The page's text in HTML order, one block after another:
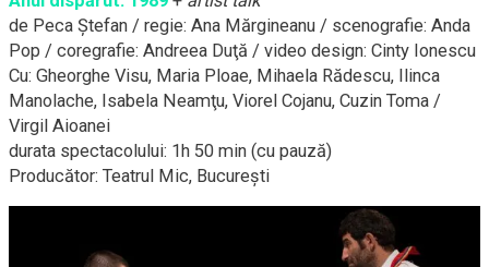
de Peca Ştefan / regie: Ana Mărgineanu / scenografie: Anda
Pop / coregrafie: Andreea Duţă / video design: Cinty Ionescu
Cu: Gheorghe Visu, Maria Ploae, Mihaela Rădescu, Ilinca
Manolache, Isabela Neamţu, Viorel Cojanu, Cuzin Toma /
Virgil Aioanei
durata spectacolului: 1h 50 min (cu pauză)
Producător: Teatrul Mic, Bucureşti